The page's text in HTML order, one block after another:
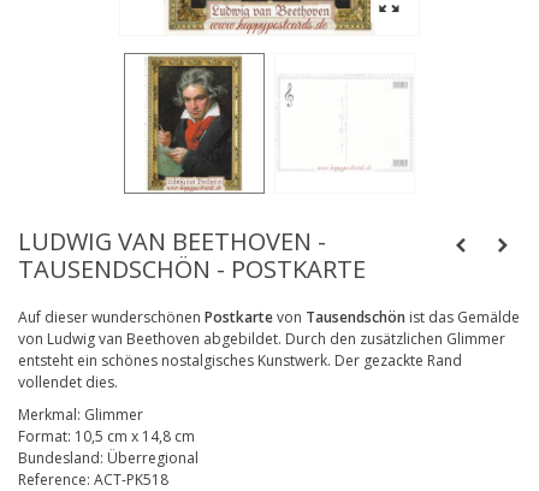
LUDWIG VAN BEETHOVEN -
TAUSENDSCHÖN - POSTKARTE
Auf dieser wunderschönen Postkartevon Tausendschön ist das Gemälde
von Ludwig van Beethoven abgebildet. Durch den zusätzlichen Glimmer
entsteht ein schönes nostalgisches Kunstwerk. Der gezackte Rand
vollendet dies.
Merkmal: Glimmer
Format: 10,5 cm x 14,8 cm
Bundesland: Überregional
Reference: ACT-PK518